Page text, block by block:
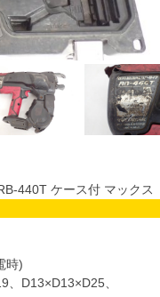
440T ケース付 マックス
時)
D13×D13×D25、